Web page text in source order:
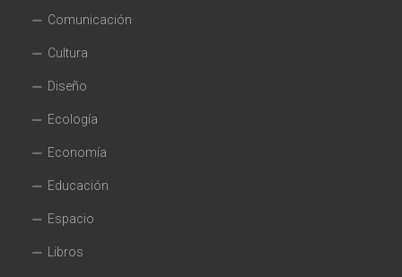
Comunicación
Cultura
Diseño
Ecología
Economía
Educación
Espacio
Libros